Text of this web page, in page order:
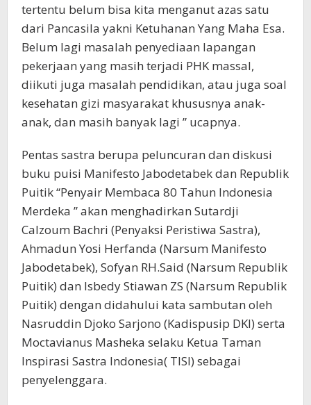
tertentu belum bisa kita menganut azas satu
dari Pancasila yakni Ketuhanan Yang Maha Esa.
Belum lagi masalah penyediaan lapangan
pekerjaan yang masih terjadi PHK massal,
diikuti juga masalah pendidikan, atau juga soal
kesehatan gizi masyarakat khususnya anak-
anak, dan masih banyak lagi ” ucapnya.
Pentas sastra berupa peluncuran dan diskusi
buku puisi Manifesto Jabodetabek dan Republik
Puitik “Penyair Membaca 80 Tahun Indonesia
Merdeka ” akan menghadirkan Sutardji
Calzoum Bachri (Penyaksi Peristiwa Sastra),
Ahmadun Yosi Herfanda (Narsum Manifesto
Jabodetabek), Sofyan RH.Said (Narsum Republik
Puitik) dan Isbedy Stiawan ZS (Narsum Republik
Puitik) dengan didahului kata sambutan oleh
Nasruddin Djoko Sarjono (Kadispusip DKI) serta
Moctavianus Masheka selaku Ketua Taman
Inspirasi Sastra Indonesia( TISI) sebagai
penyelenggara.